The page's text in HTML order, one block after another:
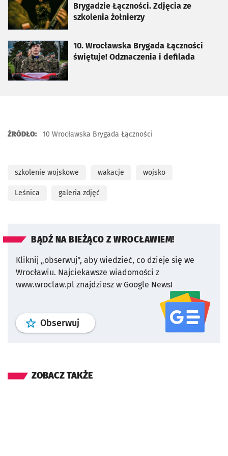
Brygadzie Łączności. Zdjęcia ze
szkolenia żołnierzy
10. Wrocławska Brygada Łączności
świętuje! Odznaczenia i defilada
otworzy się w nowej karcie
ŹRÓDŁO: 10 Wrocławska Brygada Łączności
szkolenie wojskowe wakacje wojsko
Leśnica galeria zdjęć
BĄDŹ NA BIEŻĄCO Z WROCŁAWIEM!
Kliknij „obserwuj”, aby wiedzieć, co dzieje się we
Wrocławiu. Najciekawsze wiadomości z
www.wroclaw.pl znajdziesz w Google News!
Obserwuj profil serwisu
ZOBACZ TAKŻE